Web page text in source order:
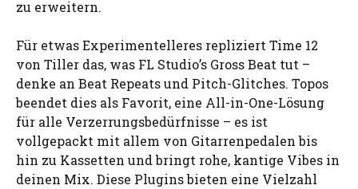
zu erweitern.
Für etwas Experimentelleres repliziert Time 12
von Tiller das, was FL Studio’s Gross Beat tut –
denke an Beat Repeats und Pitch-Glitches. Topos
beendet dies als Favorit, eine All-in-One-Lösung
für alle Verzerrungsbedürfnisse – es ist
vollgepackt mit allem von Gitarrenpedalen bis
hin zu Kassetten und bringt rohe, kantige Vibes in
deinen Mix. Diese Plugins bieten eine Vielzahl